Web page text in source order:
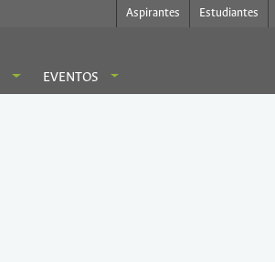
Aspirantes Estudiantes
EVENTOS